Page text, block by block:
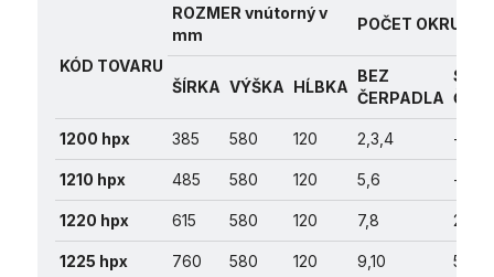
KÓD TOVARU
ROZMER vnútorný v
mm
POČET OKRUHOV
ŠÍRKA VÝŠKA HĹBKA
BEZ
ČERPADLA
S
1200 hpx 385 580 120 2,3,4 -
1210 hpx 485 580 120 5,6 -
1220 hpx 615 580 120 7,8 2,3,4
1225 hpx 760 580 120 9,10 5,6,7